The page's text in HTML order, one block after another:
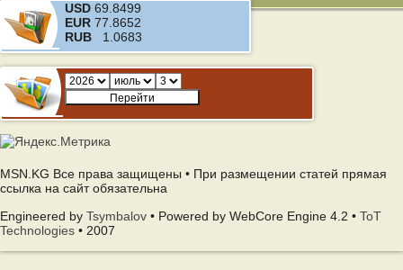
USD 69.8499
EUR 77.8652
RUB 1.0683
MSN.KG Все права защищены • При размещении статей прямая
ссылка на сайт обязательна
Engineered by Tsymbalov • Powered by WebCore Engine 4.2 • ToT
Technologies • 2007